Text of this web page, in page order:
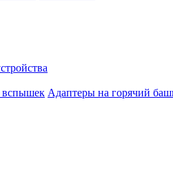
вспышек Адаптеры на горячий